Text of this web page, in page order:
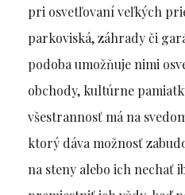
pri osvetľovaní veľkých
parkoviská, záhrady či
podoba umožňuje nimi
obchody, kultúrne
všestrannosť má na
ktorý dáva možnosť
na steny alebo ich nechať